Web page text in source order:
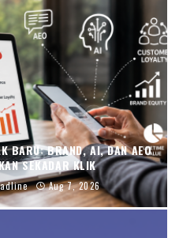
BARU: BRAND, AI, DAN AEO
SEKADAR KLIK
Aug 7, 2026